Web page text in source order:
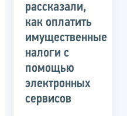
рассказали,
как оплатить
имущественные
налоги с
помощью
электронных
сервисов